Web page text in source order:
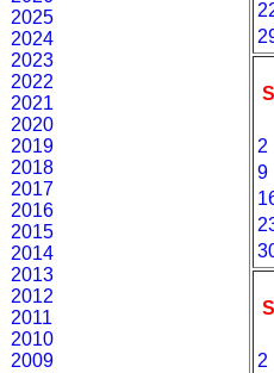
2025
2024
2023
2022
2021
2020
2019
2018
2017
2016
2015
2014
2013
2012
2011
2010
2009
S
2
9
S
2